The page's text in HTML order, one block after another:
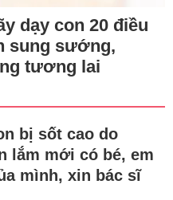
dạy con 20 điều
sung sướng,
tương lai
bị sốt cao do
lắm mới có bé, em
mình, xin bác sĩ